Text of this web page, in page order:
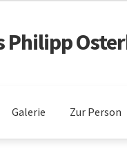
Philipp
Galerie Zur Person